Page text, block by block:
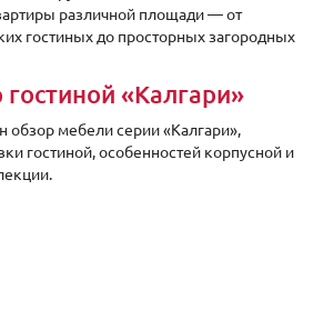
различной площади — от
гостиных до просторных загородных
«Калгари»
обзор мебели серии «Калгари»,
гостиной, особенностей корпусной и